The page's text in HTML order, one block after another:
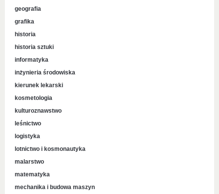
geografia
grafika
historia
historia sztuki
informatyka
inżynieria środowiska
kierunek lekarski
kosmetologia
kulturoznawstwo
leśnictwo
logistyka
lotnictwo i kosmonautyka
malarstwo
matematyka
mechanika i budowa maszyn